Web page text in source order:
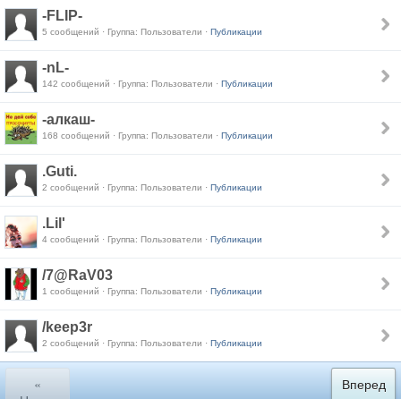
-FLIP-
5 сообщений · Группа: Пользователи · Публикации
-nL-
142 сообщений · Группа: Пользователи · Публикации
-алкаш-
168 сообщений · Группа: Пользователи · Публикации
.Guti.
2 сообщений · Группа: Пользователи · Публикации
.Lil'
4 сообщений · Группа: Пользователи · Публикации
/7@RaV03
1 сообщений · Группа: Пользователи · Публикации
/keep3r
2 сообщений · Группа: Пользователи · Публикации
«
Вперед